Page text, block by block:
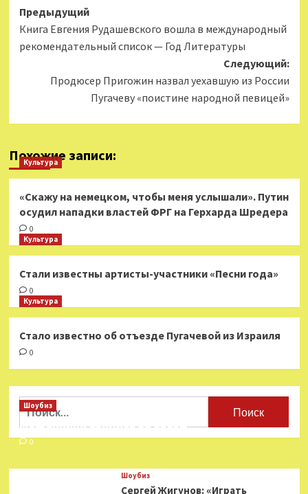
Навигация
записи
Предыдущий
Книга Евгения Рудашевского вошла в международный
рекомендательный список — Год Литературы
Следующий:
Продюсер Пригожин назвал уехавшую из России
Пугачеву «поистине народной певицей»
Похожие записи:
Культура
«Скажу на немецком, чтобы меня услышали». Путин
осудил нападки властей ФРГ на Герхарда Шредера
0
Культура
Стали известны артисты-участники «Песни года»
0
Культура
Стало известно об отъезде Пугачевой из Израиля
0
Найти:
Шоубиз
Мошенники взялись за звезд
0
Шоубиз
Сергей Жигунов: «Играть